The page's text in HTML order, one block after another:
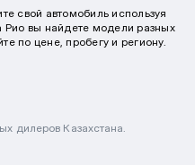
свой автомобиль используя
Рио вы найдете модели разных
по цене, пробегу и региону.
дилеров Казахстана.